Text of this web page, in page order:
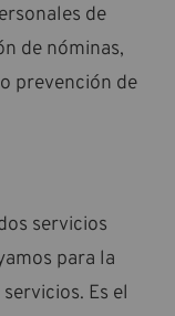
de
de nóminas,
prevención de
servicios
para la
Es el